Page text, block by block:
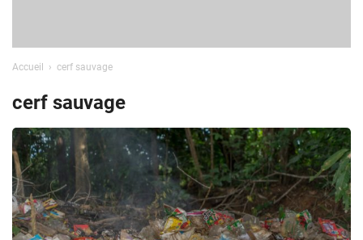
Accueil cerf sauvage
cerf sauvage